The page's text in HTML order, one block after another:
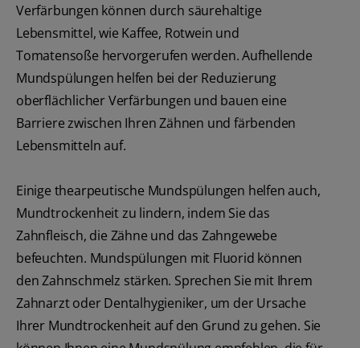
Verfärbungen können durch säurehaltige
Lebensmittel, wie Kaffee, Rotwein und
Tomatensoße hervorgerufen werden. Aufhellende
Mundspülungen helfen bei der Reduzierung
oberflächlicher Verfärbungen und bauen eine
Barriere zwischen Ihren Zähnen und färbenden
Lebensmitteln auf.
Einige thearpeutische Mundspülungen helfen auch,
Mundtrockenheit zu lindern, indem Sie das
Zahnfleisch, die Zähne und das Zahngewebe
befeuchten. Mundspülungen mit Fluorid können
den Zahnschmelz stärken. Sprechen Sie mit Ihrem
Zahnarzt oder Dentalhygieniker, um der Ursache
Ihrer Mundtrockenheit auf den Grund zu gehen. Sie